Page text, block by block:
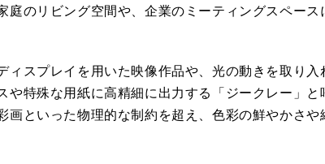
のリビング空間や、企業のミーティングスペース
スプレイを用いた映像作品や、光の動きを取り
特殊な用紙に高精細に出力する「ジークレー」
といった物理的な制約を超え、色彩の鮮やかさ